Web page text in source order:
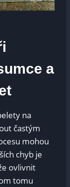
a
na
častým
mohou
chyb je
ovlivnit
tomu